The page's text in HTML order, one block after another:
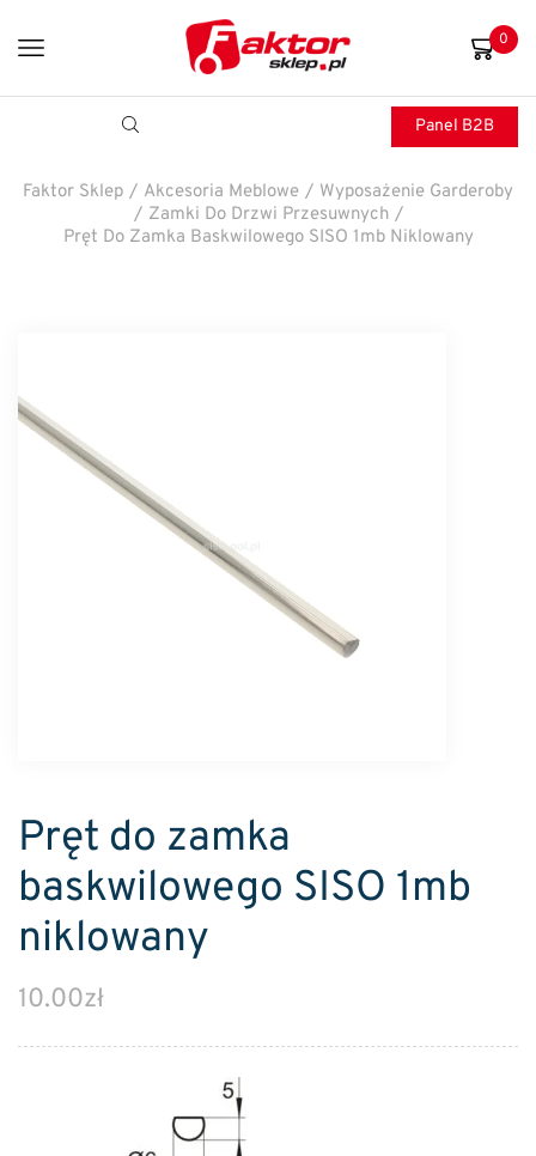
0
Panel B2B
Faktor Sklep / Akcesoria Meblowe / Wyposażenie Garderoby
/ Zamki Do Drzwi Przesuwnych /
Pręt Do Zamka Baskwilowego SISO 1mb Niklowany
Pręt do zamka
baskwilowego SISO 1mb
niklowany
10.00zł